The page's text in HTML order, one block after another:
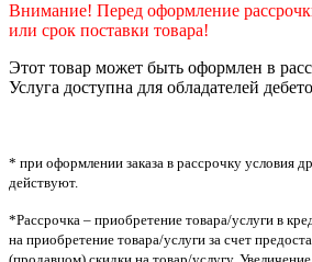
Внимание! Перед оформление
или срок поставки товара!
Этот товар может быть оформлен в
Услуга доступна для обладателей
* при оформлении заказа в рассрочку условия
действуют.
*Рассрочка – приобретение товара/услуги в
на приобретение товара/услуги за счет